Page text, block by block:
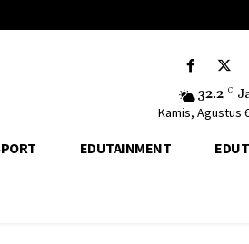
32.2 C
Kamis, Agustus
EDUTAINMENT